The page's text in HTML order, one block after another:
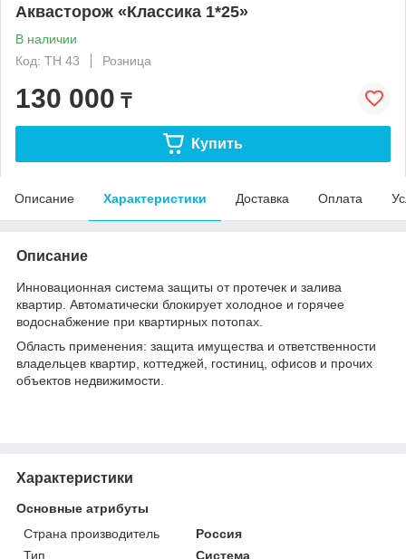
Аквасторож «Классика 1*25»
В наличии
Код: ТН 43
Розница
130 000 ₸
Купить
Описание Характеристики Доставка Оплата
Описание
Инновационная система защиты от протечек и залива
квартир. Автоматически блокирует холодное и горячее
водоснабжение при квартирных потопах.
Область применения: защита имущества и ответственности
владельцев квартир, коттеджей, гостиниц, офисов и прочих
объектов недвижимости.
Характеристики
Основные атрибуты
Страна производитель
Россия
Тип
Система